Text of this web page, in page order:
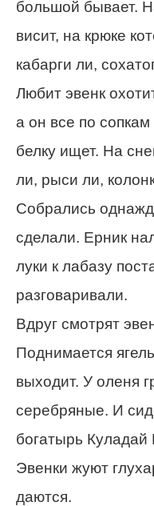
большой бывает.
висит, на крюке
кабарги ли,
Любит эвенк
а он все по
белку ищет. На
ли, рыси ли,
Собрались
сделали. Ерник
луки к лабазу
разговаривали.
Вдруг смотрят
Поднимается
выходит. У оленя
серебряные. И
богатырь Куладай
Эвенки жуют
даются.